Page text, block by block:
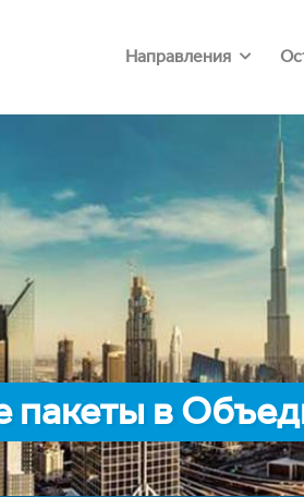
Направления
пакеты в